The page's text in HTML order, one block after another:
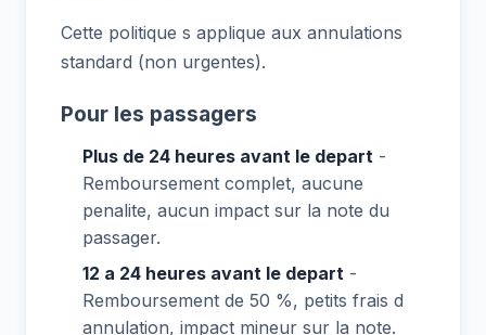
Cette politique s applique aux annulations
standard (non urgentes).
Pour les passagers
Plus de 24 heures avant le depart -
Remboursement complet, aucune
penalite, aucun impact sur la note du
passager.
12 a 24 heures avant le depart -
Remboursement de 50 %, petits frais d
annulation, impact mineur sur la note.